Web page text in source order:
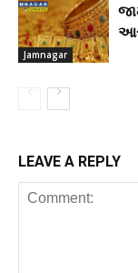
Jamnagar
LEAVE A REPLY